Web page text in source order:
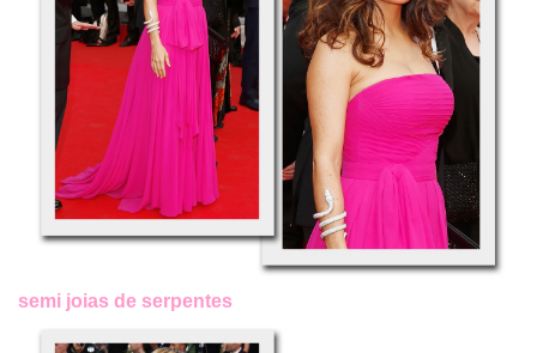
semi joias de serpentes